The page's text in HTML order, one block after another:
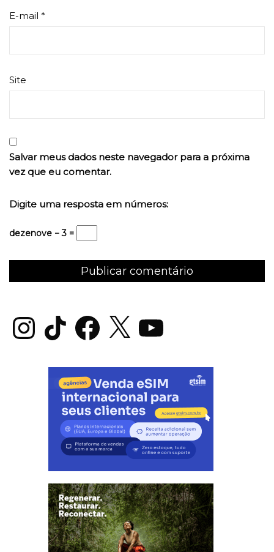
E-mail *
Site
Salvar meus dados neste navegador para a próxima
vez que eu comentar.
Digite uma resposta em números:
dezenove − 3 =
InstagramTikTok Facebook
X YouTube